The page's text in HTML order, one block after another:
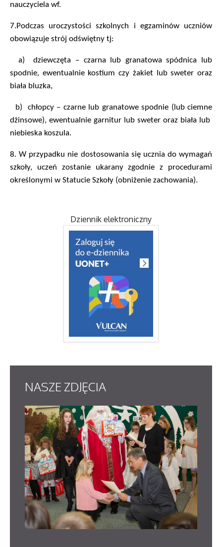
nauczyciela wf.
7.Podczas uroczystości szkolnych i egzaminów uczniów
obowiązuje strój odświętny tj:
a)
dziewczęta – czarna lub granatowa spódnica lub
spodnie, ewentualnie kostium czy żakiet lub sweter oraz
biała bluzka,
b)
chłopcy – czarne lub granatowe spodnie (lub ciemne
dżinsowe), ewentualnie garnitur lub sweter oraz biała lub
niebieska koszula.
8. W przypadku nie dostosowania się ucznia do wymagań
szkoły, uczeń zostanie ukarany zgodnie z procedurami
określonymi w Statucie Szkoły (obniżenie zachowania).
Dziennik elektroniczny
NASZE ZDJĘCIA